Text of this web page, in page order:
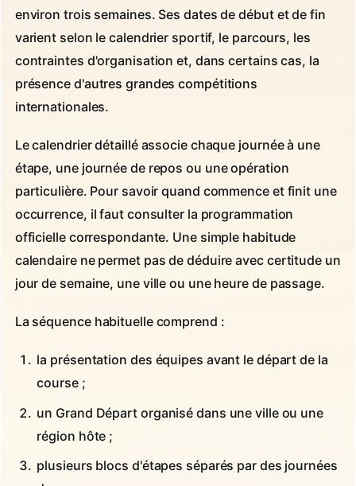
environ trois semaines. Ses dates de début et de fin
varient selon le calendrier sportif, le parcours, les
contraintes d'organisation et, dans certains cas, la
présence d'autres grandes compétitions
internationales.
Le calendrier détaillé associe chaque journée à une
étape, une journée de repos ou une opération
particulière. Pour savoir quand commence et finit une
occurrence, il faut consulter la programmation
officielle correspondante. Une simple habitude
calendaire ne permet pas de déduire avec certitude un
jour de semaine, une ville ou une heure de passage.
La séquence habituelle comprend :
la présentation des équipes avant le départ de la
course ;
un Grand Départ organisé dans une ville ou une
région hôte ;
plusieurs blocs d'étapes séparés par des journées